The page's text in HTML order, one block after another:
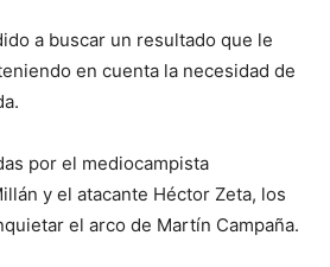
a buscar un resultado que le
en cuenta la necesidad de
por el mediocampista
y el atacante Héctor Zeta, los
el arco de Martín Campaña.